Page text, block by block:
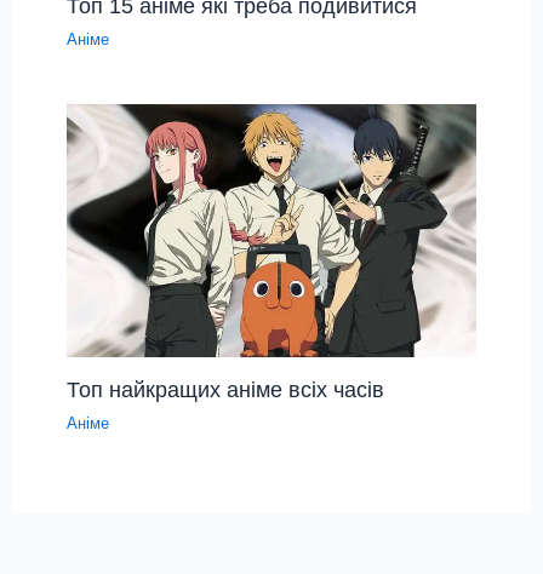
Топ 15 аніме які треба подивитися
Аніме
Топ найкращих аніме всіх часів
Аніме